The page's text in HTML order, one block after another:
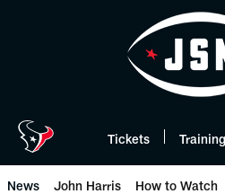
Tickets
News John Harris How to Watch